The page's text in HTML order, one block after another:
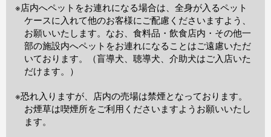
※店内へペットをお連れになる場合は、全身が入るペット
ケースに入れて他のお客様にご配慮くださいますよう、
お願いいたします。なお、食料品・飲食店内・その他一
部の施設内へペットをお連れになることはご遠慮いただ
いております。（盲導犬、聴導犬、介助犬はご入店いた
だけます。）
※恐れ入りますが、店内の売場は禁煙となっております。
お煙草は喫煙所をご利用くださいますようお願いいたし
ます。